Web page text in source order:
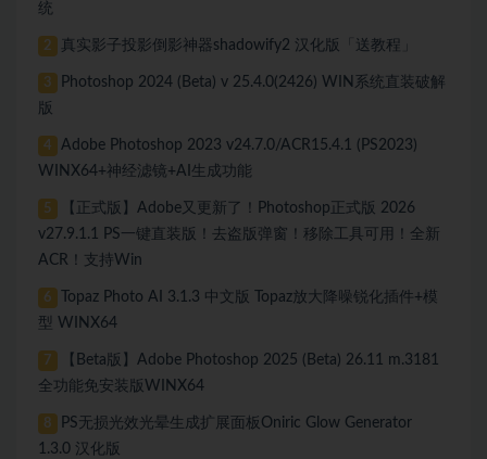
统
2 真实影子投影倒影神器shadowify2 汉化版「送教程」
3
Photoshop 2024 (Beta) v 25.4.0(2426) WIN系统直装破解
版
4
Adobe Photoshop 2023 v24.7.0/ACR15.4.1 (PS2023)
WINX64+神经滤镜+AI生成功能
5
【正式版】Adobe又更新了！Photoshop正式版 2026
v27.9.1.1 PS一键直装版！去盗版弹窗！移除工具可用！全新
ACR！支持Win
6
Topaz Photo AI 3.1.3 中文版 Topaz放大降噪锐化插件+模
型 WINX64
7
【Beta版】Adobe Photoshop 2025 (Beta) 26.11 m.3181
全功能免安装版WINX64
8
PS无损光效光晕生成扩展面板Oniric Glow Generator
1.3.0 汉化版